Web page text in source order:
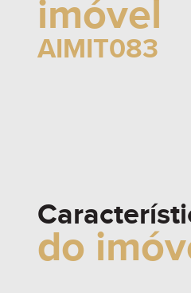
imóvel
AIMIT083
do